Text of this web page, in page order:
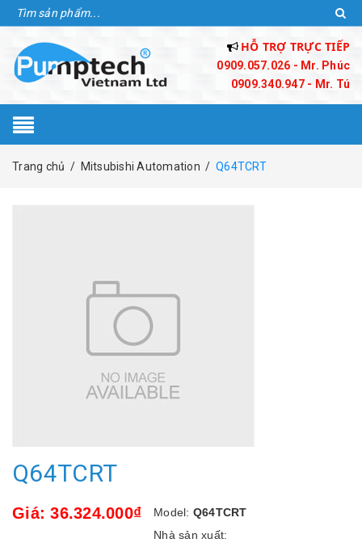
HỖ TRỢ TRỰC TIẾP
0909.057.026 - Mr. Phúc
0909.340.947 - Mr. Tú
Trang chủ / Mitsubishi Automation / Q64TCRT
Q64TCRT
Giá: 36.324.000₫ Model: Q64TCRT
Nhà sản xuất: